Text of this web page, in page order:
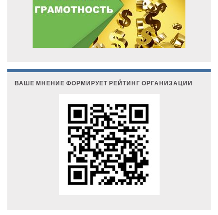
ВАШЕ МНЕНИЕ ФОРМИРУЕТ РЕЙТИНГ ОРГАНИЗАЦИИ